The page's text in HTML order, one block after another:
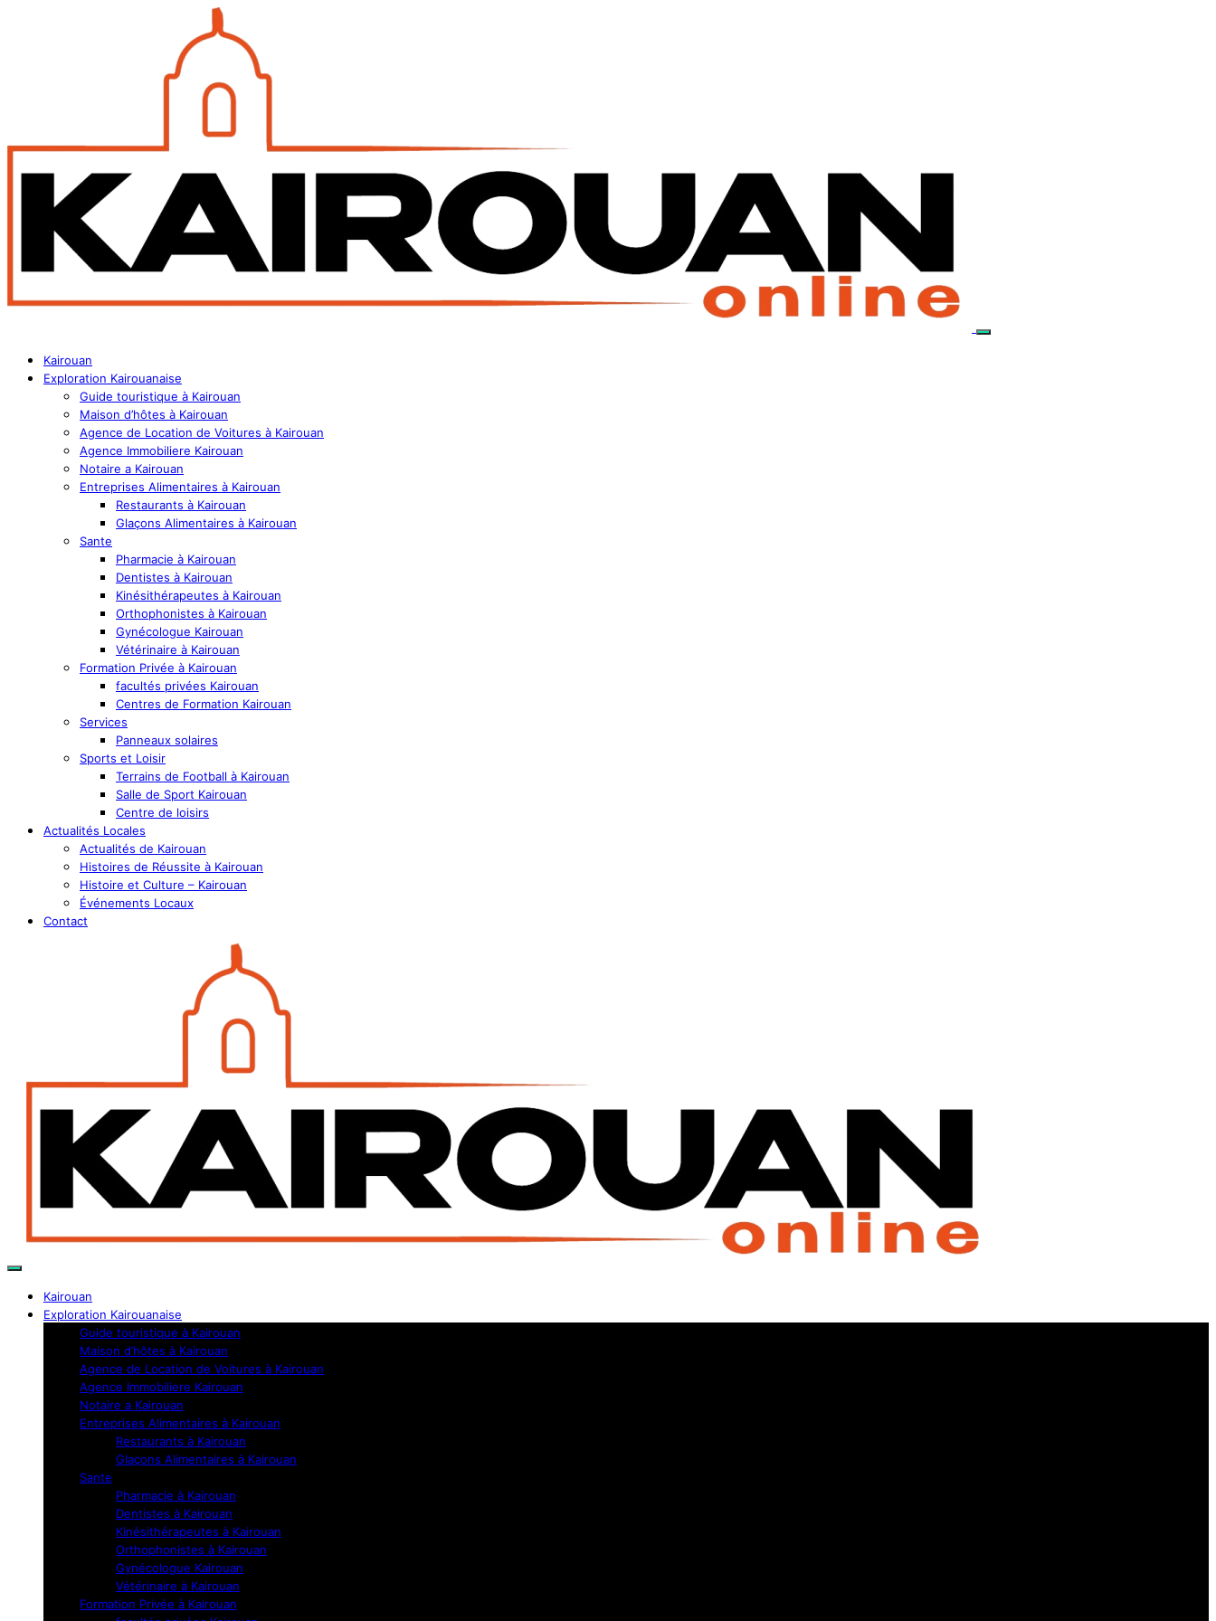
Kairouan
Exploration Kairouanaise
Guide touristique à Kairouan
Maison d’hôtes à Kairouan
Agence de Location de Voitures à Kairouan
Agence Immobiliere Kairouan
Notaire a Kairouan
Entreprises Alimentaires à Kairouan
Restaurants à Kairouan
Glaçons Alimentaires à Kairouan
Sante
Pharmacie à Kairouan
Dentistes à Kairouan
Kinésithérapeutes à Kairouan
Orthophonistes à Kairouan
Gynécologue Kairouan
Vétérinaire à Kairouan
Formation Privée à Kairouan
facultés privées Kairouan
Centres de Formation Kairouan
Services
Panneaux solaires
Sports et Loisir
Terrains de Football à Kairouan
Salle de Sport Kairouan
Centre de loisirs
Actualités Locales
Actualités de Kairouan
Histoires de Réussite à Kairouan
Histoire et Culture – Kairouan
Événements Locaux
Contact
Kairouan
Exploration Kairouanaise
Guide touristique à Kairouan
Maison d’hôtes à Kairouan
Agence de Location de Voitures à Kairouan
Agence Immobiliere Kairouan
Notaire a Kairouan
Entreprises Alimentaires à Kairouan
Restaurants à Kairouan
Glaçons Alimentaires à Kairouan
Sante
Pharmacie à Kairouan
Dentistes à Kairouan
Kinésithérapeutes à Kairouan
Orthophonistes à Kairouan
Gynécologue Kairouan
Vétérinaire à Kairouan
Formation Privée à Kairouan